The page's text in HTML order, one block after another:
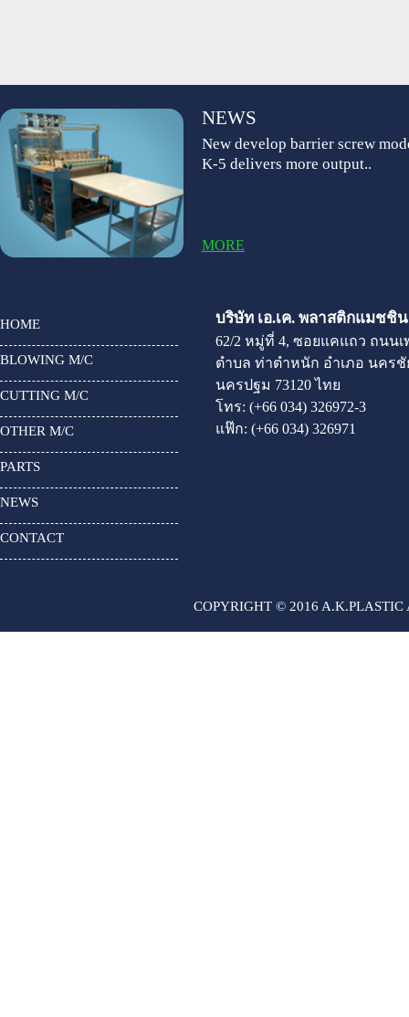
NEWS
New develop barrier screw
K-5 delivers more output..
MORE
HOME
BLOWING M/C
CUTTING M/C
OTHER M/C
PARTS
NEWS
CONTACT
บริษัท เอ.เค. พลาสติกแมชชิ
62/2 หมู่ที่ 4, ซอยแคแถว ถนนเ
ตำบล ท่าตำหนัก อำเภอ นครชั
นครปฐม 73120 ไทย
โทร: (+66 034) 326972-3
แฟ๊ก: (+66 034) 326971
COPYRIGHT © 2016 A.K.PLASTIC